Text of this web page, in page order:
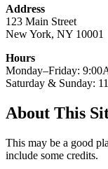
Address
123 Main Street
New York, NY 10001
Hours
Monday–Friday:
Saturday & Sunday:
About This
This may be a good
include some credits.